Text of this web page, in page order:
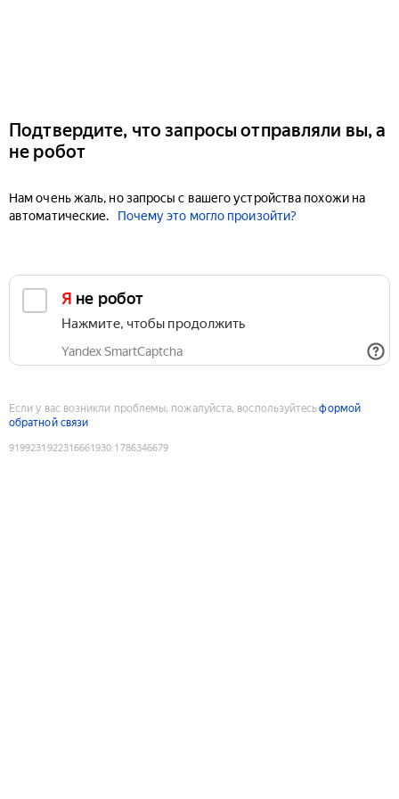
Подтвердите, что запросы отправляли вы, а
не робот
Нам очень жаль, но запросы с вашего устройства похожи на
автоматические.
Почему это могло произойти?
Я не робот
Нажмите, чтобы продолжить
Yandex SmartCaptcha
Если у вас возникли проблемы, пожалуйста, воспользуйтесьформой
обратной связи
9199231922316661930:1786346679